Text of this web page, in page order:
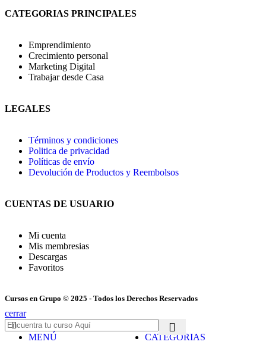
CATEGORIAS PRINCIPALES
Emprendimiento
Crecimiento personal
Marketing Digital
Trabajar desde Casa
LEGALES
Términos y condiciones
Politica de privacidad
Políticas de envío
Devolución de Productos y Reembolsos
CUENTAS DE USUARIO
Mi cuenta
Mis membresias
Descargas
Favoritos
Cursos en Grupo © 2025 - Todos los Derechos Reservados
cerrar
MENÚ
CATEGORIAS